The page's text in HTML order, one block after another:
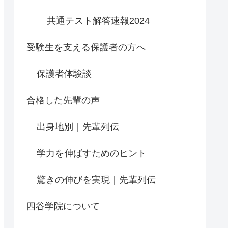
共通テスト解答速報2024
受験生を支える保護者の方へ
保護者体験談
合格した先輩の声
出身地別｜先輩列伝
学力を伸ばすためのヒント
驚きの伸びを実現｜先輩列伝
四谷学院について